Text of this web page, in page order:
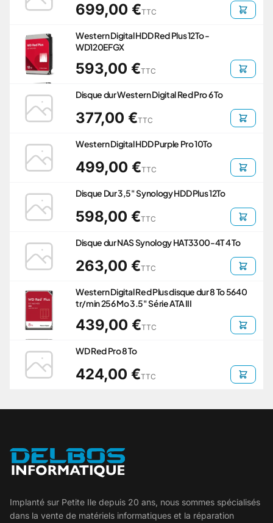
699,00 €TTC
Western Digital HDD Red Plus 12To -
WD120EFGX
593,00 €TTC
Disque dur Western Digital Red Pro 6 To
377,00 €TTC
Western Digital HDD Purple Pro 10To
499,00 €TTC
Disque Dur 3,5" Synology HDD Plus 12To
598,00 €TTC
Disque dur NAS Synology HAT3300-4T 4 To
263,00 €TTC
Western Digital Red Plus disque dur 8 To 5640
tr/min 256 Mo 3.5" Série ATA III
439,00 €TTC
WD Red Pro 8 To
424,00 €TTC
Implanté sur Petite Ile depuis 20 ans, nous sommes spécialisés
dans la vente de matériels informatiques et la réparation